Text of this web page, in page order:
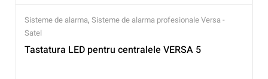
Sisteme de alarma, Sisteme de alarma profesionale Versa -
Satel
Tastatura LED pentru centralele VERSA 5